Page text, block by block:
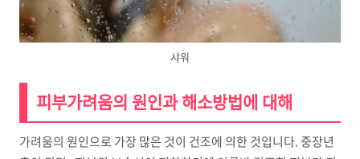
샤워
피부가려움의 원인과 해소방법에 대해
가려움의 원인으로 가장 많은 것이 건조에 의한 것입니다. 중장년